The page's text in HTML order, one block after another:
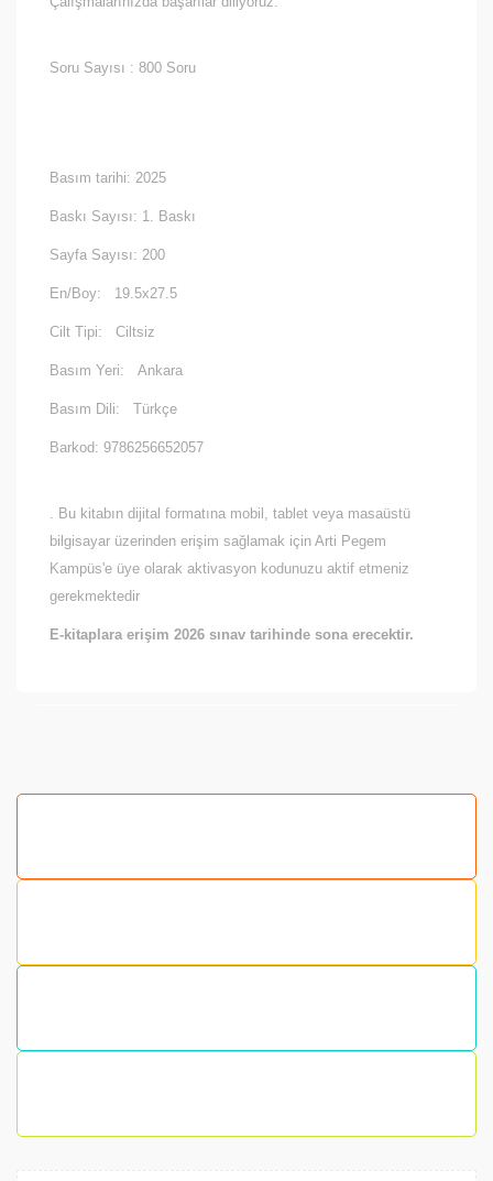
Soru Sayısı : 800 Soru
Basım tarihi: 2025
Baskı Sayısı: 1. Baskı
Sayfa Sayısı: 200
En/Boy: 19.5x27.5
Cilt Tipi: Ciltsiz
Basım Yeri: Ankara
Basım Dili: Türkçe
Barkod: 9786256652057
. Bu kitabın dijital formatına mobil, tablet veya masaüstü
bilgisayar üzerinden erişim sağlamak için Arti Pegem
Kampüs'e üye olarak aktivasyon kodunuzu aktif etmeniz
gerekmektedir
E-kitaplara erişim 2026 sınav tarihinde sona erecektir.
Bu ürüne benzer farklı alternatifler olmalı.